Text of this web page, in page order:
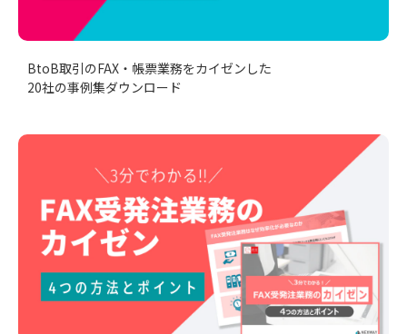
BtoB取引のFAX・帳票業務をカイゼンした
20社の事例集ダウンロード